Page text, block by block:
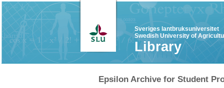
Sveriges lantbruksuniversitet
Swedish University of
Library
Epsilon Archive for Student